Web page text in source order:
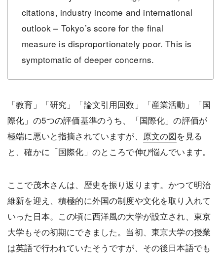
citations, industry income and international
outlook – Tokyo’s score for the final
measure is disproportionately poor. This is
symptomatic of deeper concerns.
「教育」「研究」「論文引用回数」「産業活動」「国
際化」の5つの評価基準のうち、「国際化」の評価が
極端に悪いと指摘されていますが、 原文の図を見る
と、確かに「国際化」のところで伸び悩んでいます。
ここで茂木さんは、歴史を振り返ります。かつて明治
維新を迎え、積極的に外国の制度や文化を取り入れて
いった日本。この頃に西洋風の大学が設立され、東京
大学もその初期にできました。当初、東京大学の授業
は英語で行われていたそうですが、その後日本語でも